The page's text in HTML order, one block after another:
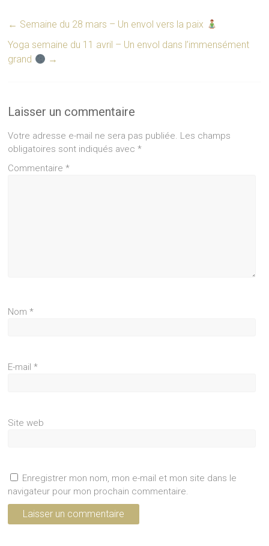
← Semaine du 28 mars – Un envol vers la paix
Yoga semaine du 11 avril – Un envol dans l’immensément
grand
→
Laisser un commentaire
Votre adresse e-mail ne sera pas publiée. Les champs
obligatoires sont indiqués avec*
Commentaire*
Nom*
E-mail*
Site web
Enregistrer mon nom, mon e-mail et mon site dans le
navigateur pour mon prochain commentaire.